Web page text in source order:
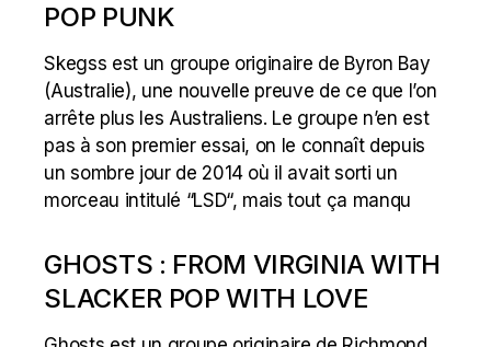
POP PUNK
Skegss est un groupe originaire de Byron Bay
(Australie), une nouvelle preuve de ce que l’on
arrête plus les Australiens. Le groupe n’en est
pas à son premier essai, on le connaît depuis
un sombre jour de 2014 où il avait sorti un
morceau intitulé “LSD“, mais tout ça manqu
GHOSTS : FROM VIRGINIA WITH
SLACKER POP WITH LOVE